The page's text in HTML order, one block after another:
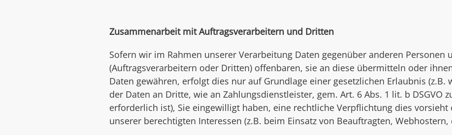
Zusammenarbeit mit Auftragsverarbeitern und Dritten
Sofern wir im Rahmen unserer Verarbeitung Daten gegenüber anderen Personen
(Auftragsverarbeitern oder Dritten) offenbaren, sie an diese übermitteln oder
Daten gewähren, erfolgt dies nur auf Grundlage einer gesetzlichen Erlaubnis
der Daten an Dritte, wie an Zahlungsdienstleister, gem. Art. 6 Abs. 1 lit. b DSGVO
erforderlich ist), Sie eingewilligt haben, eine rechtliche Verpflichtung dies vorsieht
unserer berechtigten Interessen (z.B. beim Einsatz von Beauftragten, Webhostern,